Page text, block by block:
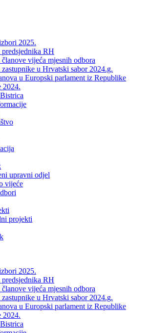
2025.
RH
vijeća mjesnih odbora
u Hrvatski sabor 2024.g.
u Europski parlament iz Republike
2024.
upravni odjel
vijeće
projekti
2025.
RH
vijeća mjesnih odbora
u Hrvatski sabor 2024.g.
u Europski parlament iz Republike
2024.